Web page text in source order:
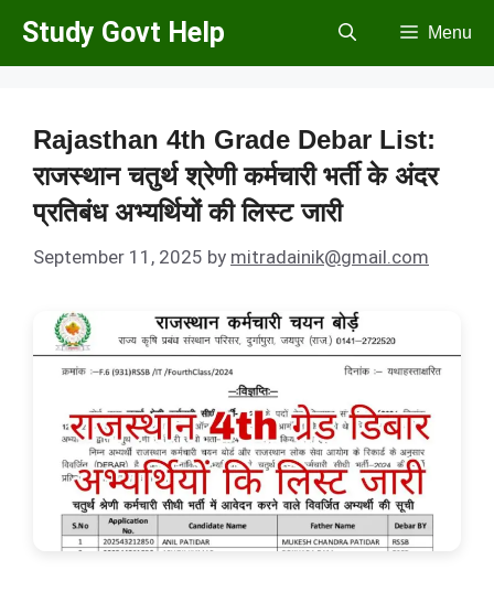
Skip
Study Govt Help Menu
Rajasthan 4th Grade Debar List:
राजस्थान चतुर्थ श्रेणी कर्मचारी भर्ती के अंदर
प्रतिबंध अभ्यर्थियों की लिस्ट जारी
September 11, 2025 by mitradainik@gmail.com